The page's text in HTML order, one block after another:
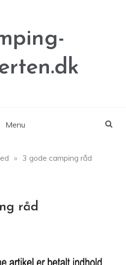
Menu
» 3 gode camping råd
råd